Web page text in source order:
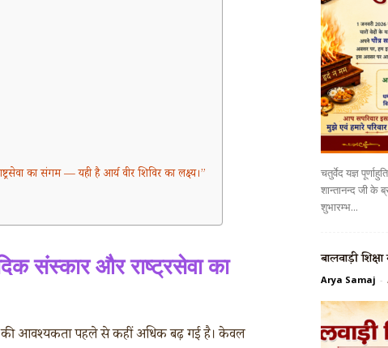
का संगम — यही है आर्य वीर शिविर का लक्ष्य।”
संस्कार और राष्ट्रसेवा का
आवश्यकता पहले से कहीं अधिक बढ़ गई है। केवल
चतुर्वेद यज्ञ
शान्तानन्द जी के
शुभारम्भ...
बालवाड़ी
Arya Samaj -